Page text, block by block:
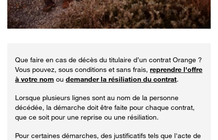
Que faire en cas de décès du titulaire d’un contrat Orange ?
Vous pouvez, sous conditions et sans frais, reprendre l'offre
à votre nom ou demander la résiliation du contrat.
Lorsque plusieurs lignes sont au nom de la personne
décédée, la démarche doit être faite pour chaque contrat,
que ce soit pour une reprise ou une résiliation.
Pour certaines démarches, des justificatifs tels que l'acte de